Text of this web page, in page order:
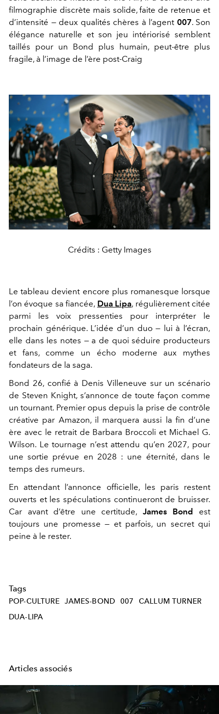
filmographie discrète mais solide, faite de retenue et
d’intensité — deux qualités chères à l’agent 007. Son
élégance naturelle et son jeu intériorisé semblent
taillés pour un Bond plus humain, peut-être plus
fragile, à l’image de l’ère post-Craig
Crédits : Getty Images
Le tableau devient encore plus romanesque lorsque
l’on évoque sa fiancée, Dua Lipa, régulièrement citée
parmi les voix pressenties pour interpréter le
prochain générique. L’idée d’un duo — lui à l’écran,
elle dans les notes — a de quoi séduire producteurs
et fans, comme un écho moderne aux mythes
fondateurs de la saga.
Bond 26, confié à Denis Villeneuve sur un scénario
de Steven Knight, s’annonce de toute façon comme
un tournant. Premier opus depuis la prise de contrôle
créative par Amazon, il marquera aussi la fin d’une
ère avec le retrait de Barbara Broccoli et Michael G.
Wilson. Le tournage n’est attendu qu’en 2027, pour
une sortie prévue en 2028 : une éternité, dans le
temps des rumeurs.
En attendant l’annonce officielle, les paris restent
ouverts et les spéculations continueront de bruisser.
Car avant d’être une certitude, James Bond est
toujours une promesse — et parfois, un secret qui
peine à le rester.
Tags
POP-CULTURE JAMES-BOND 007
CALLUM TURNER
DUA-LIPA
Articles associés